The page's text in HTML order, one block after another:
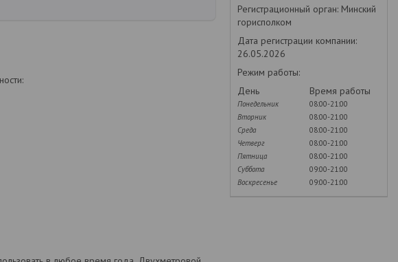
Регистрационный орган: Минский
горисполком
Дата регистрации компании:
26.05.2026
Режим работы:
День
Время работы
Понедельник
08:00-21:00
Вторник
08:00-21:00
Среда
08:00-21:00
Четверг
08:00-21:00
Пятница
08:00-21:00
Суббота
09:00-21:00
Воскресенье
09:00-21:00